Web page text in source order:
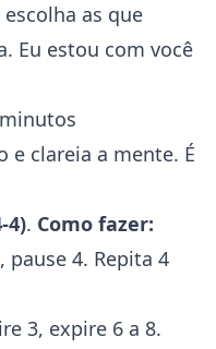
as que
Eu estou com você
e clareia a mente. É
4). Como fazer:
pause 4. Repita 4
3, expire 6 a 8.